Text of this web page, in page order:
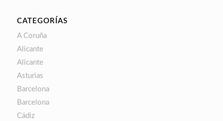
CATEGORÍAS
A Coruña
Alicante
Alicante
Asturias
Barcelona
Barcelona
Cádiz